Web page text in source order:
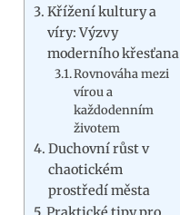
Křížení kultury a
víry: Výzvy
moderního křesťana
Rovnováha mezi
vírou a
každodenním
životem
Duchovní růst v
chaotickém
prostředí města